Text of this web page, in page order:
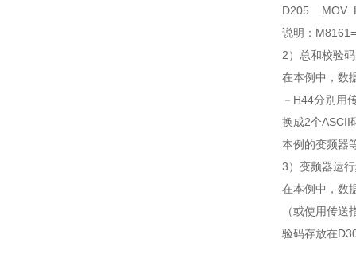
D205 MOV
说明：
2）总和校验
在本例中，数
－H44分别用
换成2个ASCII
本例的变频器
3）变频器运
在本例中，数
（或使用传
验码存放在